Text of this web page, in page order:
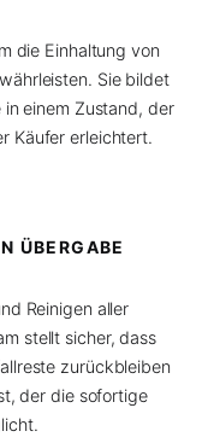
die Einhaltung von
Sie bildet
einem Zustand, der
Käufer erleichtert.
ÜBERGABE
Reinigen aller
stellt sicher, dass
zurückbleiben
der die sofortige